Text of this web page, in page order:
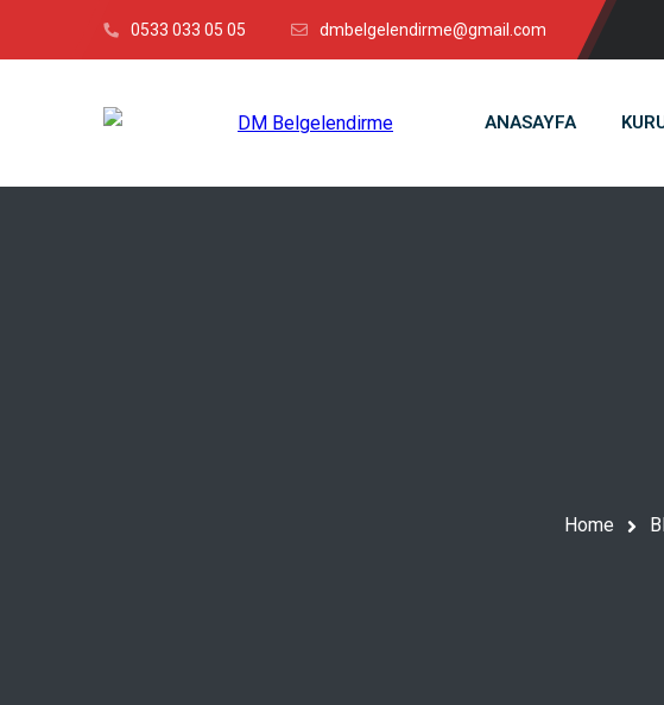
0533 033 05 05 dmbelgelendirme@gmail.com
ANASAYFA
Home